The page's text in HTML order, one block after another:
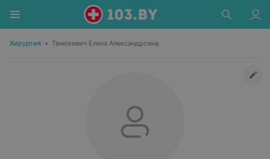
Хирургия • Танюкевич Елена Александровна